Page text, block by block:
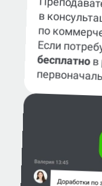
в
по
Если
бесплатнов